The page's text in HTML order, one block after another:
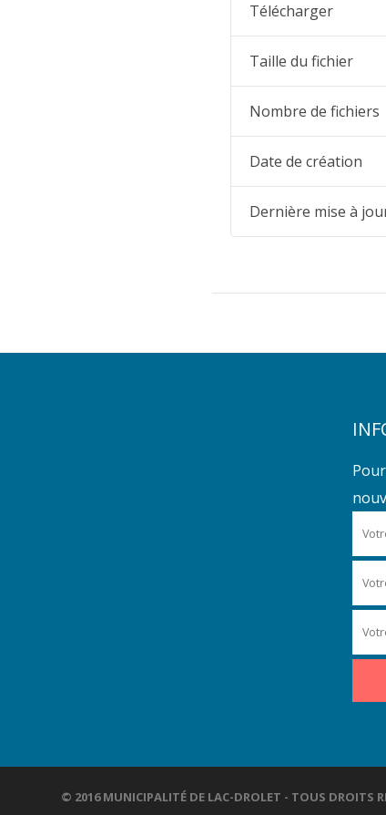
Télécharger
Taille du fichier
Nombre de fichiers
Date de création
Dernière mise à
© 2016 MUNICIPALITÉ DE LAC-DROLET - TOUS